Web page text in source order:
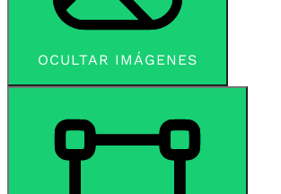
OCULTAR IMÁGENES